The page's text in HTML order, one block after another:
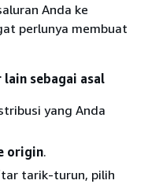
Anda ke
perlunya membuat
sebagai asal
yang Anda
origin.
tarik-turun, pilih